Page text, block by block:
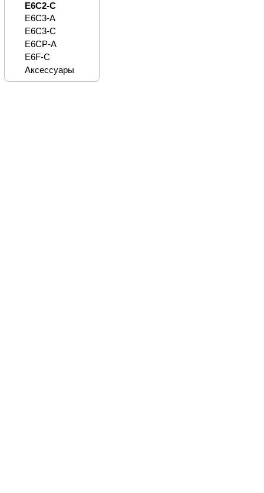
E6C2-C
E6C3-A
E6C3-C
E6CP-A
E6F-C
Аксессуары